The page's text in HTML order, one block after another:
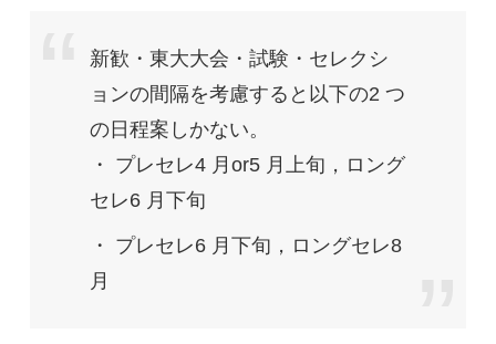
新歓・東大大会・試験・セレクシ
ョンの間隔を考慮すると以下の2 つ
の日程案しかない。
・ プレセレ4 月or5 月上旬，ロング
セレ6 月下旬
・ プレセレ6 月下旬，ロングセレ8
月